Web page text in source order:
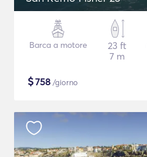
Barca a motore
23 ft
7 m
$758 /giorno